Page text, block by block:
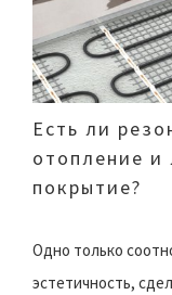
Есть ли
отопление и
покрытие?
Одно только
эстетичность,